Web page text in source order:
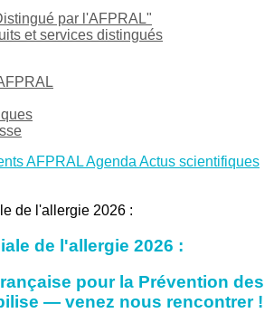
par l'AFPRAL"
et services distingués
AFPRALAgenda Actus scientifiques
de l'allergie 2026 :
pour la Prévention des
— venez nous rencontrer !